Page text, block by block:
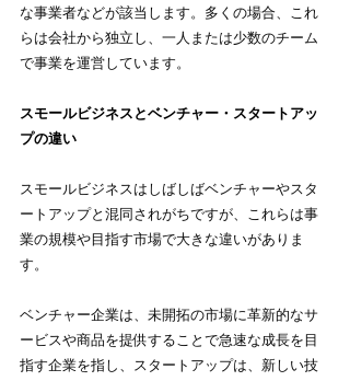
な事業者などが該当します。多くの場合、これ
らは会社から独立し、一人または少数のチーム
で事業を運営しています。
スモールビジネスとベンチャー・スタートアッ
プの違い
スモールビジネスはしばしばベンチャーやスタ
ートアップと混同されがちですが、これらは事
業の規模や目指す市場で大きな違いがありま
す。
ベンチャー企業は、未開拓の市場に革新的なサ
ービスや商品を提供することで急速な成長を目
指す企業を指し、スタートアップは、新しい技